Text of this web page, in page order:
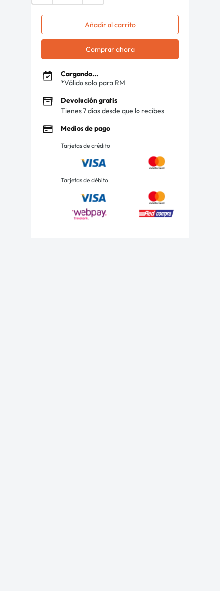
Añadir al carrito
Comprar ahora
Cargando...
*Válido solo para RM
Devolución gratis
Tienes 7 días desde que lo recibes.
Medios de pago
Tarjetas de crédito
Tarjetas de débito